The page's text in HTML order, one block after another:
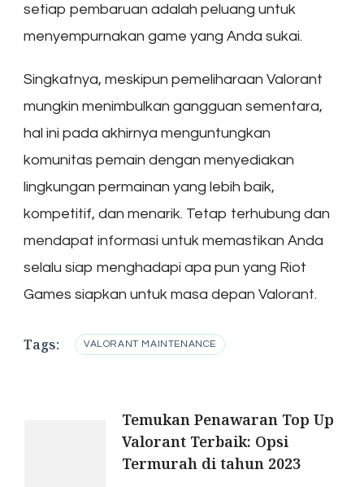
setiap pembaruan adalah peluang untuk
menyempurnakan game yang Anda sukai.
Singkatnya, meskipun pemeliharaan Valorant
mungkin menimbulkan gangguan sementara,
hal ini pada akhirnya menguntungkan
komunitas pemain dengan menyediakan
lingkungan permainan yang lebih baik,
kompetitif, dan menarik. Tetap terhubung dan
mendapat informasi untuk memastikan Anda
selalu siap menghadapi apa pun yang Riot
Games siapkan untuk masa depan Valorant.
Tags: VALORANT MAINTENANCE
Navigation
Temukan Penawaran Top Up
Valorant Terbaik: Opsi
Termurah di tahun 2023